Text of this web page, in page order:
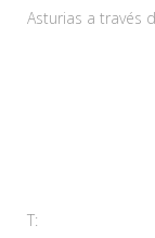
Asturias a través
T: